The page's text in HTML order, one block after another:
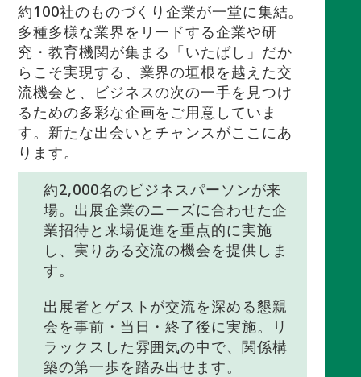
約100社のものづくり企業が一堂に集結。
多種多様な業界をリードする企業や研
究・教育機関が集まる「いたばし」だか
らこそ実現する、業界の垣根を越えた交
流機会と、ビジネスの次の一手を見つけ
るための多彩な企画をご用意していま
す。新たな出会いとチャンスがここにあ
ります。
約2,000名のビジネスパーソンが来
場。出展企業のニーズに合わせた企
業招待と来場促進を重点的に実施
し、実りある交流の機会を提供しま
す。
出展者とゲストが交流を深める懇親
会を事前・当日・終了後に実施。リ
ラックスした雰囲気の中で、関係構
築の第一歩を踏み出せます。